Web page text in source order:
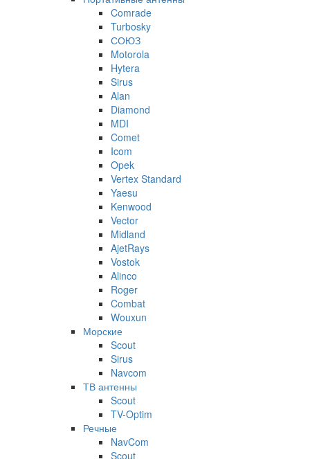
Comrade
Turbosky
СОЮЗ
Motorola
Hytera
Sirus
Alan
Diamond
MDI
Comet
Icom
Opek
Vertex Standard
Yaesu
Kenwood
Vector
Midland
AjetRays
Vostok
Alinco
Roger
Combat
Wouxun
Морские
Scout
Sirus
Navcom
ТВ антенны
Scout
TV-Optim
Речные
NavCom
Scout